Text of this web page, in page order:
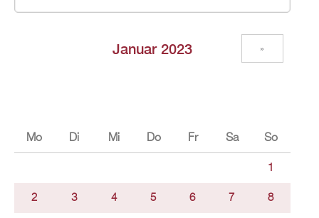
Januar 2023 »
Mo Di Mi Do Fr Sa So
1
2 3 4 5 6 7 8